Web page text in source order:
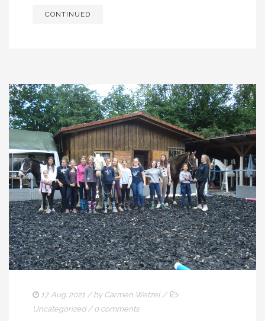
CONTINUED
17. Aug. 2021 / by Carmen Wetzel /
Uncategorized/ 0 comments